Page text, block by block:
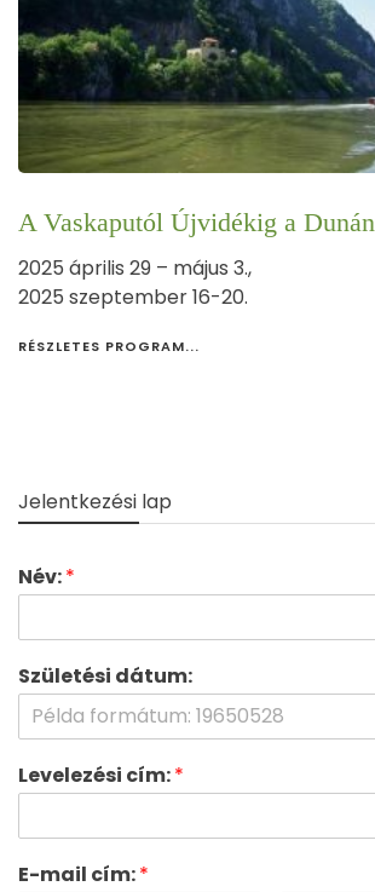
A Vaskaputól Újvidékig a Dunán
2025 április 29 – május 3.,
2025 szeptember 16-20.
RÉSZLETES PROGRAM...
Jelentkezési lap
Név:*
Születési dátum:
Levelezési cím:*
E-mail cím:*